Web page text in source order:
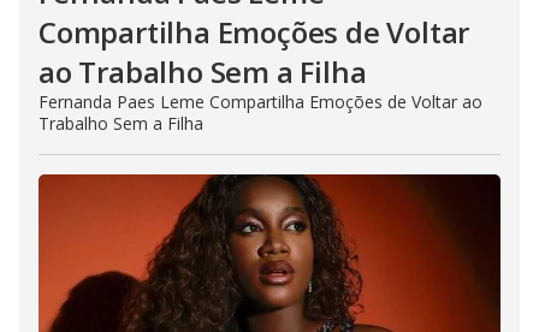
Compartilha Emoções de Voltar
ao Trabalho Sem a Filha
Fernanda Paes Leme Compartilha Emoções de Voltar ao
Trabalho Sem a Filha